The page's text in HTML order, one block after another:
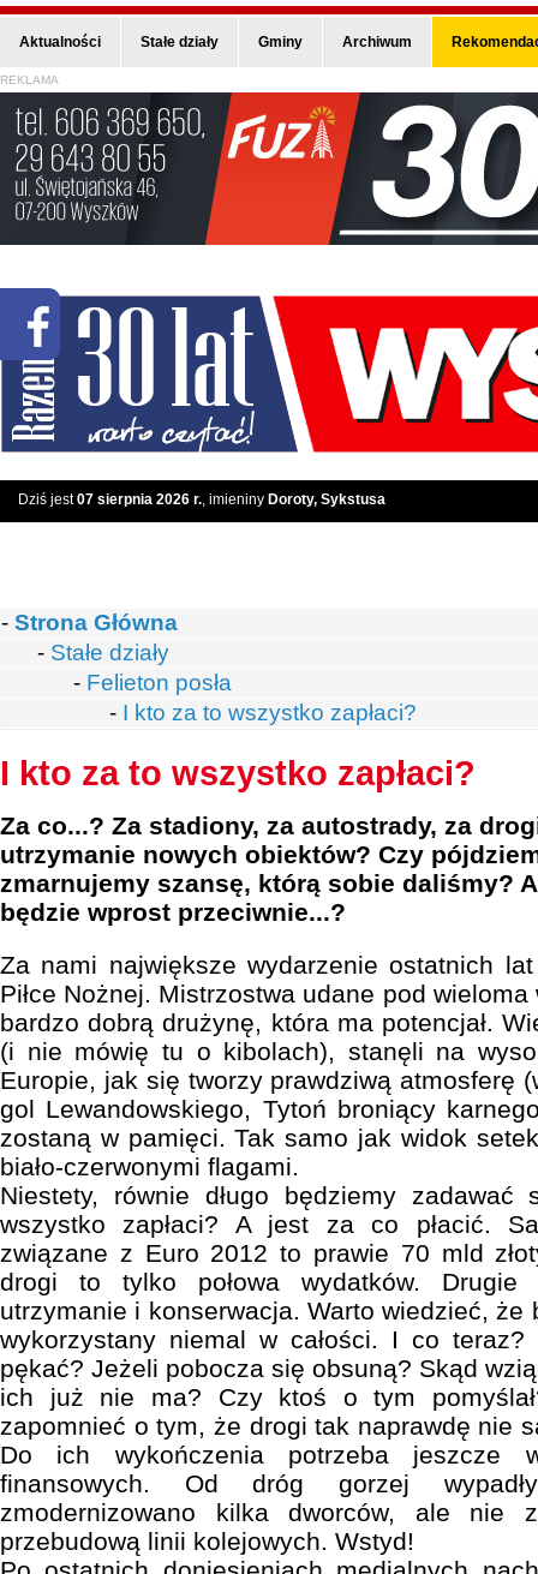
Aktualności Stałe działy Gminy Archiwum
REKLAMA
Dziś jest07 sierpnia 2026 r., imieniny Doroty, Sykstusa
- Strona Główna
- Stałe działy
- Felieton posła
- I kto za to wszystko zapłaci?
I kto za to wszystko zapłaci?
Za co...? Za stadiony, za autostrady, za
utrzymanie nowych obiektów? Czy
zmarnujemy szansę, którą sobie daliśmy?
będzie wprost przeciwnie...?
Za nami największe wydarzenie ostatnich
Piłce Nożnej. Mistrzostwa udane pod
bardzo dobrą drużynę, która ma potencjał.
(i nie mówię tu o kibolach), stanęli na
Europie, jak się tworzy prawdziwą atmosferę
gol Lewandowskiego, Tytoń broniący
zostaną w pamięci. Tak samo jak widok
biało-czerwonymi flagami.
Niestety, równie długo będziemy
wszystko zapłaci? A jest za co płacić.
związane z Euro 2012 to prawie 70 mld
drogi to tylko połowa wydatków.
utrzymanie i konserwacja. Warto wiedzieć, że
wykorzystany niemal w całości. I co
pękać? Jeżeli pobocza się obsuną? Skąd
ich już nie ma? Czy ktoś o tym
zapomnieć o tym, że drogi tak naprawdę nie
Do ich wykończenia potrzeba jeszcze
finansowych. Od dróg gorzej
zmodernizowano kilka dworców, ale nie
przebudową linii kolejowych. Wstyd!